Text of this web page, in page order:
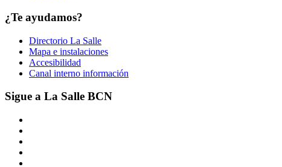
¿Te ayudamos?
Directorio La Salle
Mapa e instalaciones
Accesibilidad
Canal interno información
Sigue a La Salle BCN